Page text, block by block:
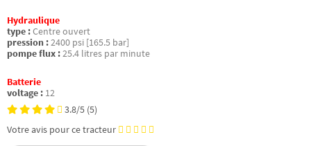
Hydraulique
type :Centre ouvert
pression :2400 psi [165.5 bar]
pompe flux :25.4 litres par minute
Batterie
voltage : 12
3.8/5 (5)
Votre avis pour ce tracteur